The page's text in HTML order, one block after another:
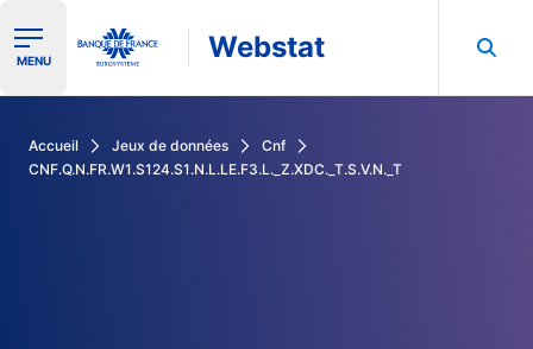
Ouvrir le menu de navigation
MENU Webstat
Accueil Jeux de données
Cnf
CNF.Q.N.FR.W1.S124.S1.N.L.LE.F3.L._Z.XDC._T.S.V.N._T